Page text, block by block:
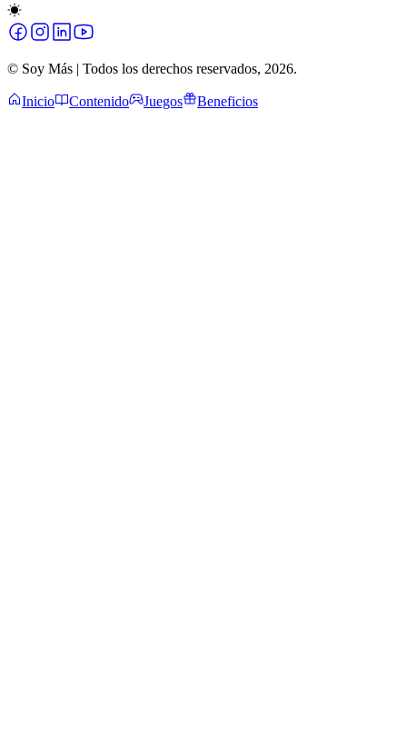
© Soy Más | Todos los derechos reservados, 2026.
Inicio Contenido Juegos Beneficios